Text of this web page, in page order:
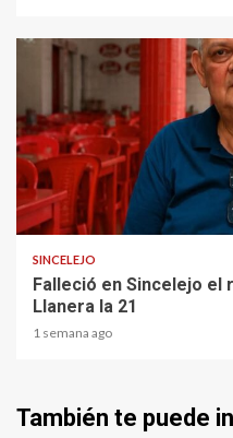
1 min read
SINCELEJO
Falleció en Sincelejo el
Llanera la 21
1 semana ago
También te puede